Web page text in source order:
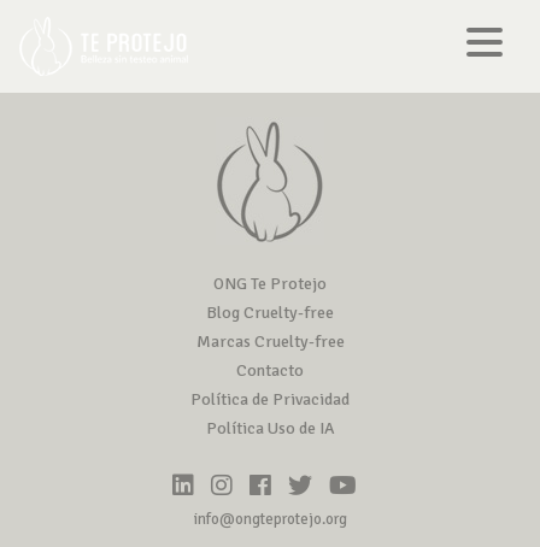
ONG Te Protejo
Blog Cruelty-free
Marcas Cruelty-free
Contacto
Política de Privacidad
Política Uso de IA
info@ongteprotejo.org